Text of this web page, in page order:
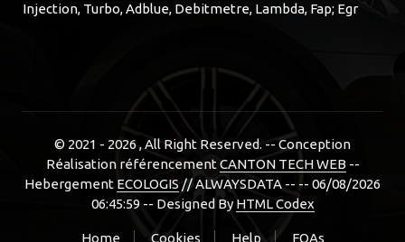
Injection, Turbo, Adblue, Debitmetre, Lambda, Fap; Egr
© 2021 - 2026, All Right Reserved. -- Conception
Réalisation référencementCANTON TECH WEB --
Hebergement ECOLOGIS // ALWAYSDATA -- -- 06/08/2026
06:45:59 -- Designed By HTML Codex
Home Cookies Help FQAs